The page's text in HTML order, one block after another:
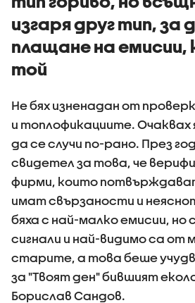
изгаря друг тип, за
плащане на
той
Не бях изненадан от
и топлофикациите. Очаквах
да се случи по-рано. През
свидетел за това, че
фирми, които
имат свързаности и
бяха с най-малко емисии, но
сигнали и най-видимо са от
старите, а това беше
за "Твоят ден" бившият
Борислав Сандов.